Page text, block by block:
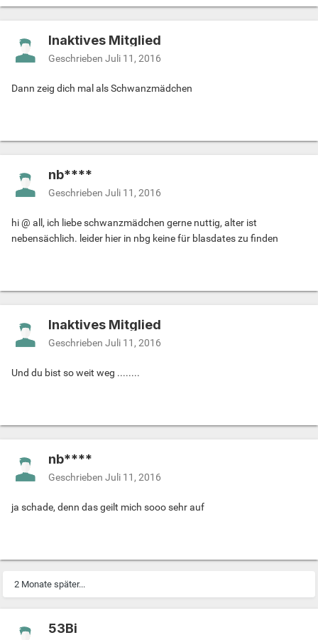
Inaktives Mitglied
Geschrieben Juli 11, 2016
Dann zeig dich mal als Schwanzmädchen
nb****
Geschrieben Juli 11, 2016
hi @ all, ich liebe schwanzmädchen gerne nuttig, alter ist
nebensächlich. leider hier in nbg keine für blasdates zu finden
Inaktives Mitglied
Geschrieben Juli 11, 2016
Und du bist so weit weg ........
nb****
Geschrieben Juli 11, 2016
ja schade, denn das geilt mich sooo sehr auf
2 Monate später...
53Bi